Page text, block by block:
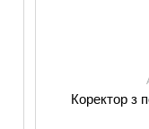
Коректор з